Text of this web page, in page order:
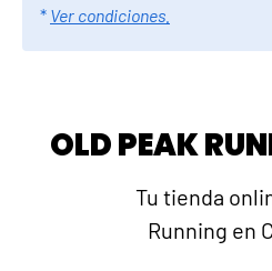
* Ver condiciones.
OLD PEAK
Tu tienda
Running en